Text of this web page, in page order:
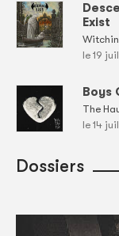
Exist
le 19
Boys
The
le 14
Dossiers